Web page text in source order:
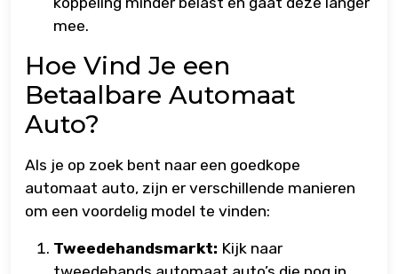
mee.
Hoe Vind Je een
Betaalbare Automaat
Auto?
Als je op zoek bent naar een goedkope
automaat auto, zijn er verschillende manieren
om een voordelig model te vinden:
Tweedehandsmarkt: Kijk naar